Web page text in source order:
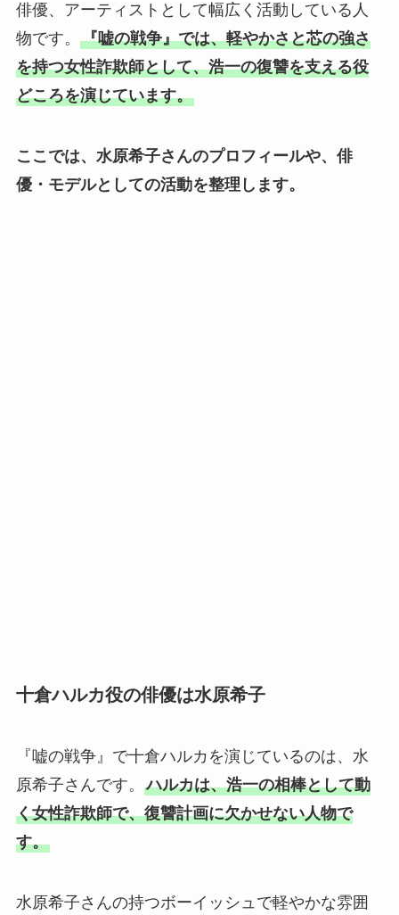
俳優、アーティストとして幅広く活動している人
物です。 『嘘の戦争』では、軽やかさと芯の強さ
を持つ女性詐欺師として、浩一の復讐を支える役
どころを演じています。
ここでは、水原希子さんのプロフィールや、俳
優・モデルとしての活動を整理します。
十倉ハルカ役の俳優は水原希子
『嘘の戦争』で十倉ハルカを演じているのは、水
原希子さんです。 ハルカは、浩一の相棒として動
く女性詐欺師で、復讐計画に欠かせない人物で
す。
水原希子さんの持つボーイッシュで軽やかな雰囲